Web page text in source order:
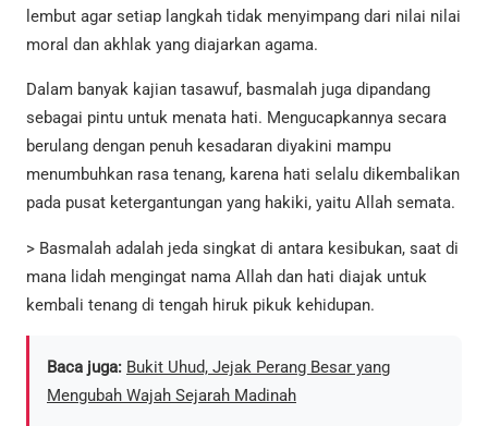
lembut agar setiap langkah tidak menyimpang dari nilai nilai
moral dan akhlak yang diajarkan agama.
Dalam banyak kajian tasawuf, basmalah juga dipandang
sebagai pintu untuk menata hati. Mengucapkannya secara
berulang dengan penuh kesadaran diyakini mampu
menumbuhkan rasa tenang, karena hati selalu dikembalikan
pada pusat ketergantungan yang hakiki, yaitu Allah semata.
> Basmalah adalah jeda singkat di antara kesibukan, saat di
mana lidah mengingat nama Allah dan hati diajak untuk
kembali tenang di tengah hiruk pikuk kehidupan.
Baca juga: Bukit Uhud, Jejak Perang Besar yang
Mengubah Wajah Sejarah Madinah